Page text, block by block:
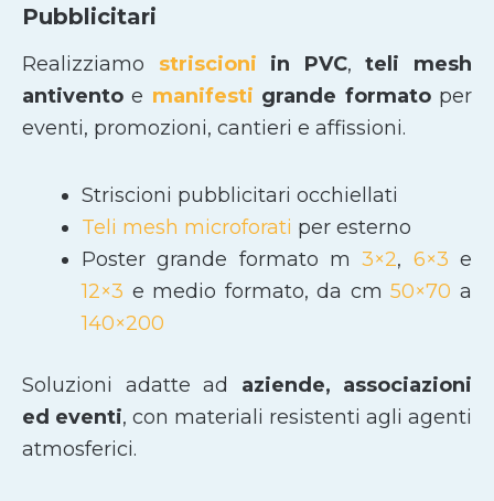
Pubblicitari
Realizziamo striscioni in PVC,teli mesh
antivento e manifesti grande formatoper
eventi, promozioni, cantieri e affissioni.
Striscioni pubblicitari occhiellati
Teli mesh microforati per esterno
Poster grande formato m3×2, 6×3 e
12×3 e medio formato, da cm50×70 a
140×200
Soluzioni adatte ad aziende, associazioni
ed eventi, con materiali resistenti agli agenti
atmosferici.